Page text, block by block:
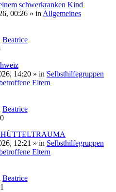
schwerkranken Kind
00:26 » in Allgemeines
Beatrice
14:20 » in Selbsthilfegruppen
Eltern
Beatrice
12:21 » in Selbsthilfegruppen
Eltern
Beatrice